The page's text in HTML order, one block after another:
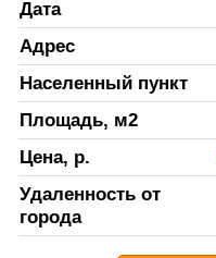
Дата
Адрес
Населенный пункт
Площадь, м2
Цена, р.
Удаленность от
города